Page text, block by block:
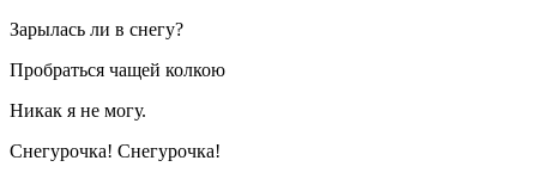
Зарылась ли в снегу?
Пробраться чащей колкою
Никак я не могу.
Снегурочка! Снегурочка!